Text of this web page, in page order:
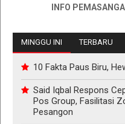
INFO PEMASANGAN
MINGGU INI TERBARU
10 Fakta Paus Biru,
Said Iqbal Respons
Pos Group, Fasilitasi
Pesangon